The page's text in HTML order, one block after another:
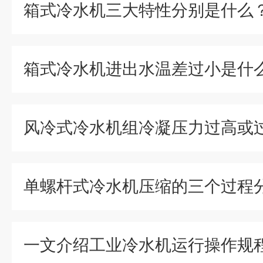
箱式冷水机三大特性分别是什么
一文介绍工业冷水机运行操作规